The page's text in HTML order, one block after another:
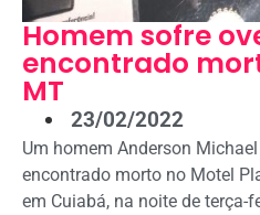
Homem sofre
encontrado
MT
23/02/2022
Um homem Anderson
encontrado morto no Motel
em Cuiabá, na noite de terça-